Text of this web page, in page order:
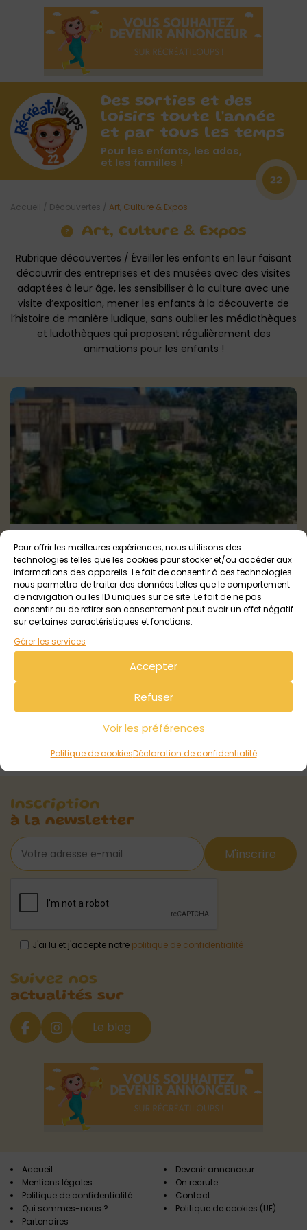
Pour offrir les meilleures expériences, nous utilisons des
technologies telles que les cookies pour stocker et/ou accéder aux
informations des appareils. Le fait de consentir à ces technologies
nous permettra de traiter des données telles que le comportement
de navigation ou les ID uniques sur ce site. Le fait de ne pas
consentir ou de retirer son consentement peut avoir un effet négatif
sur certaines caractéristiques et fonctions.
Gérer les services
Accepter
Refuser
Voir les préférences
Politique de cookiesDéclaration de confidentialité
Des sorties et des
loisirs toute l'année
et par tous les temps
Pour les enfants, les ados,
et les familles !
22
Art, Culture & Expos
Rubrique découvertes / Éveiller les enfants en leur faisant
découvrir des entreprises et des musées avec des visites
adaptées à leur âge, les sensibiliser à la culture avec une
visite d’exposition, mener les enfants à la découverte de
l’histoire de manière ludique, sans oublier les médiathèques
et ludothèques qui proposent régulièrement des
animations pour les enfants !
Accueil / Découvertes / Art, Culture & Expos
Maison de la TERRE Lantic
Lantic Tout public
Inscription
à la newsletter
M'inscrire
J'ai lu et j'accepte notre politique de confidentialité
Suivez nos
actualités sur
Le blog
Accueil
Mentions légales
Politique de confidentialité
Qui sommes-nous ?
Partenaires
Devenir annonceur
On recrute
Contact
Politique de cookies (UE)